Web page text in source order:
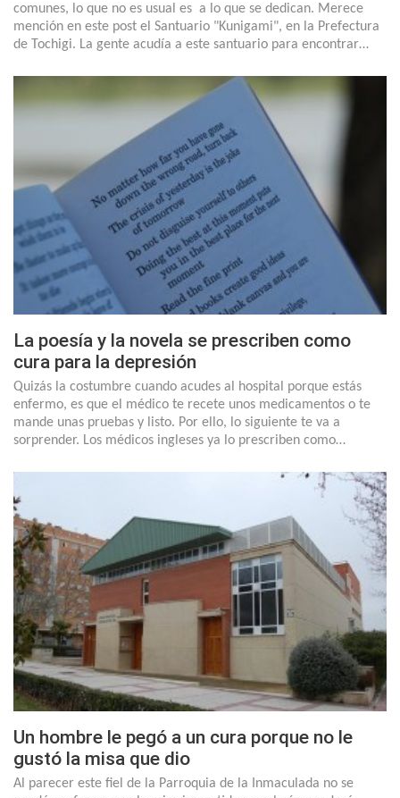
comunes, lo que no es usual es a lo que se dedican. Merece
mención en este post el Santuario "Kunigami", en la Prefectura
de Tochigi. La gente acudía a este santuario para encontrar…
La poesía y la novela se prescriben como
cura para la depresión
Quizás la costumbre cuando acudes al hospital porque estás
enfermo, es que el médico te recete unos medicamentos o te
mande unas pruebas y listo. Por ello, lo siguiente te va a
sorprender. Los médicos ingleses ya lo prescriben como…
Un hombre le pegó a un cura porque no le
gustó la misa que dio
Al parecer este fiel de la Parroquia de la Inmaculada no se